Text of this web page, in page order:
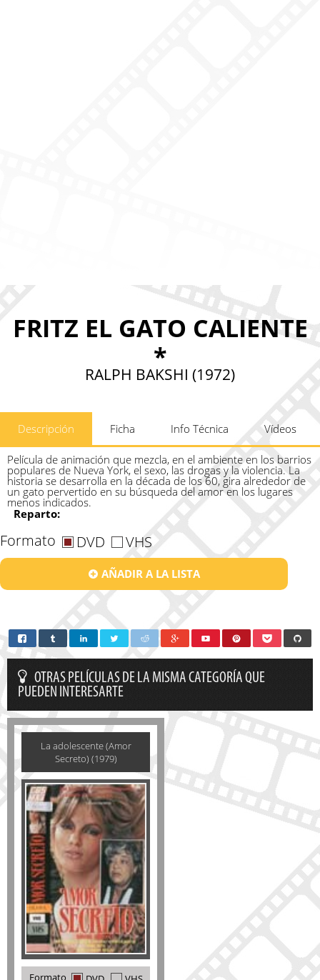
FRITZ EL GATO CALIENTE
*
RALPH BAKSHI (1972)
Descripción Ficha Info Técnica Vídeos
Película de animación que mezcla, en el ambiente en los barrios
populares de Nueva York, el sexo, las drogas y la violencia. La
historia se desarrolla en la década de los 60, gira alrededor de
un gato pervertido en su búsqueda del amor en los lugares
menos indicados.
Reparto:
Formato DVD VHS
AÑADIR A LA LISTA
OTRAS PELÍCULAS DE LA MISMA CATEGORÍA QUE
PUEDEN INTERESARTE
La adolescente (Amor
Secreto) (1979)